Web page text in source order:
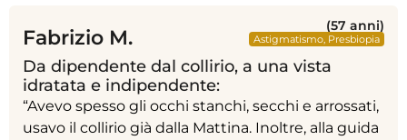
Fabrizio M. (57 anni)
Astigmatismo, Presbiopia
Da dipendente dal collirio, a una vista
idratata e indipendente:
“Avevo spesso gli occhi stanchi, secchi e arrossati,
usavo il collirio già dalla Mattina. Inoltre, alla guida